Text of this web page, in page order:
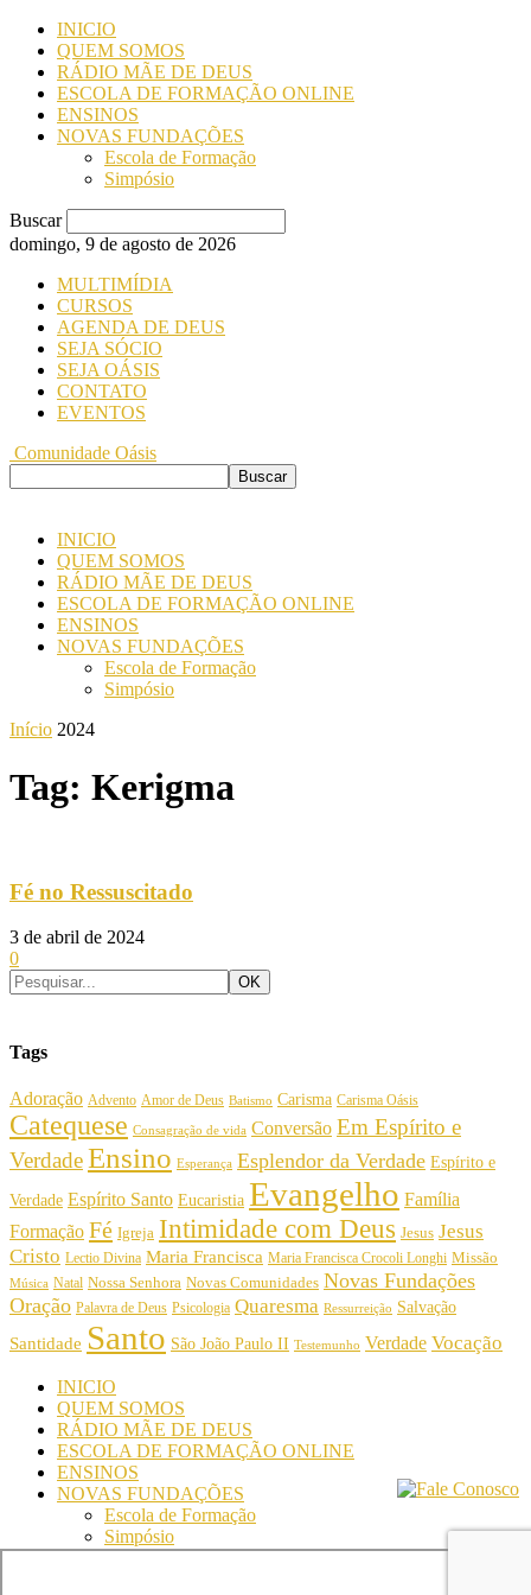
INICIO
QUEM SOMOS
RÁDIO MÃE DE DEUS
ESCOLA DE FORMAÇÃO ONLINE
ENSINOS
NOVAS FUNDAÇÕES
Escola de Formação
Simpósio
Buscar
domingo, 9 de agosto de 2026
MULTIMÍDIA
CURSOS
AGENDA DE DEUS
SEJA SÓCIO
SEJA OÁSIS
CONTATO
EVENTOS
Comunidade Oásis
INICIO
QUEM SOMOS
RÁDIO MÃE DE DEUS
ESCOLA DE FORMAÇÃO ONLINE
ENSINOS
NOVAS FUNDAÇÕES
Escola de Formação
Simpósio
Início 2024
Tag: Kerigma
Fé no Ressuscitado
3 de abril de 2024
0
Tags
Adoração Advento Amor de Deus Batismo Carisma Carisma Oásis
Catequese Consagração de vida Conversão Em Espírito e
VerdadeEnsino Esperança Esplendor da Verdade Espírito e
Verdade Espírito Santo Eucaristia Evangelho Família
Formação Fé Igreja Intimidade com Deus Jesus Jesus
Cristo Lectio Divina Maria Francisca Maria Francisca Crocoli Longhi Missão
Música Natal Nossa Senhora Novas Comunidades Novas Fundações
Oração Palavra de Deus Psicologia Quaresma Ressurreição Salvação
Santidade Santo São João Paulo II Testemunho Verdade Vocação
INICIO
QUEM SOMOS
RÁDIO MÃE DE DEUS
ESCOLA DE FORMAÇÃO ONLINE
ENSINOS
NOVAS FUNDAÇÕES
Escola de Formação
Simpósio